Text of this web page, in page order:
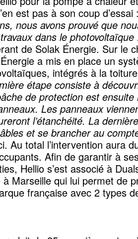
est pas à son coup
nous avons prouvé que
dans le photovoltaïque
de Solak Énergie. Sur le
a mis en place un
intégrés à la
étape consiste à
de protection est
Les panneaux
l’étanchéité. La
et se brancher au
Au total l’intervention aura
Afin de garantir à
Hellio s’est associé à
Marseille qui lui permet de
française avec 2 types